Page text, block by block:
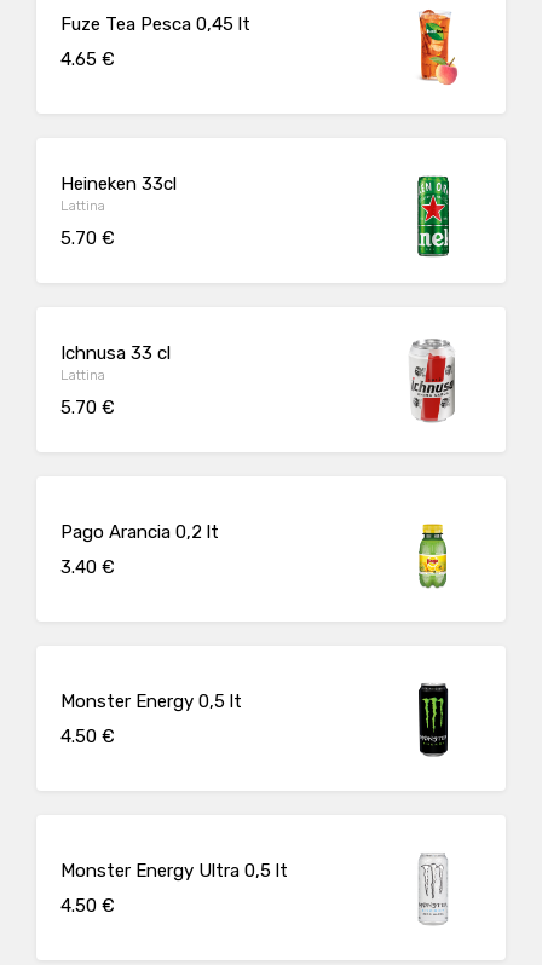
Fuze Tea Pesca 0,45 lt
4.65 €
Heineken 33cl
Lattina
5.70 €
Ichnusa 33 cl
Lattina
5.70 €
Pago Arancia 0,2 lt
3.40 €
Monster Energy 0,5 lt
4.50 €
Monster Energy Ultra 0,5 lt
4.50 €